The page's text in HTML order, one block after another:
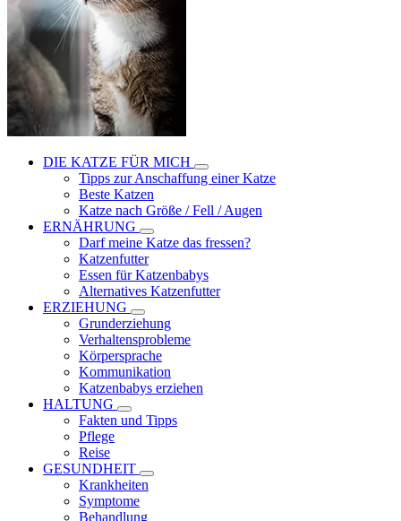
DIE KATZE FÜR MICH
Tipps zur Anschaffung einer Katze
Beste Katzen
Katze nach Größe / Fell / Augen
ERNÄHRUNG
Darf meine Katze das fressen?
Katzenfutter
Essen für Katzenbabys
Alternatives Katzenfutter
ERZIEHUNG
Grunderziehung
Verhaltensprobleme
Körpersprache
Kommunikation
Katzenbabys erziehen
HALTUNG
Fakten und Tipps
Pflege
Reise
GESUNDHEIT
Krankheiten
Symptome
Behandlung